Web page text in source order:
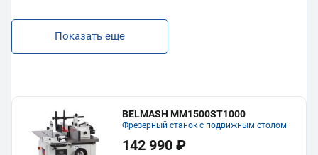
Показать еще
BELMASH MM1500ST1000
Фрезерный станок с подвижным столом
142 990 ₽